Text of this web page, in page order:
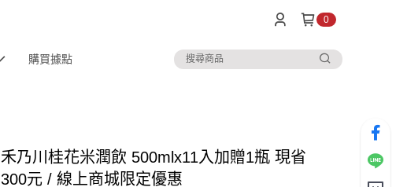
0
購買據點
禾乃川桂花米潤飲 500mlx11入加贈1瓶 現省
300元 / 線上商城限定優惠